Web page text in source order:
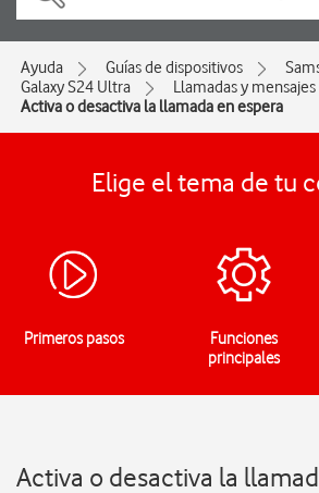
Ayuda Guías de dispositivos
Galaxy S24 Ultra
Llamadas y mensajes
Activa o desactiva la llamada en espera
Elige el tema de tu
Primeros pasos
Funciones
principales
Activa o desactiva la